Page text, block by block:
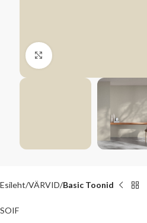
Kliki suurendamiseks
Esileht VÄRVID Basic Toonid
SOIF